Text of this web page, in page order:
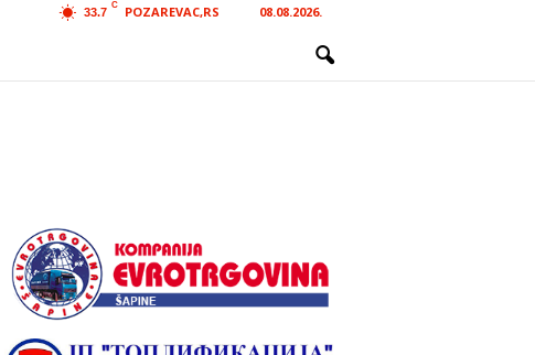
33.7
C POZAREVAC,RS 08.08.2026.